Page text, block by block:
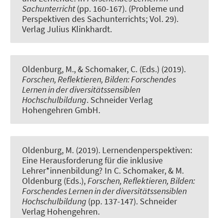
Sachunterricht(pp. 160-167). (Probleme und
Perspektiven des Sachunterrichts; Vol. 29).
Verlag Julius Klinkhardt.
Oldenburg, M., & Schomaker, C. (Eds.) (2019).
Forschen, Reflektieren, Bilden: Forschendes
Lernen in der diversitätssensiblen
Hochschulbildung. Schneider Verlag
Hohengehren GmbH.
Oldenburg, M. (2019). Lernendenperspektiven:
Eine Herausforderung für die inklusive
Lehrer*innenbildung? In C. Schomaker, & M.
Oldenburg (Eds.),Forschen, Reflektieren, Bilden:
Forschendes Lernen in der diversitätssensiblen
Hochschulbildung (pp. 137-147). Schneider
Verlag Hohengehren.